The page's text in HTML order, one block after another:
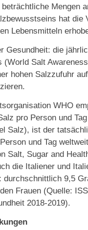
Mengen
hat die
Lebensmitteln
Gesundheit: die
Salt
hohen Salzzufuhr
WHO
pro Person und
Salz), ist der
und Tag
Salt, Sugar and
die Italiener und
9,5
Frauen (Quelle:
2018-2019).